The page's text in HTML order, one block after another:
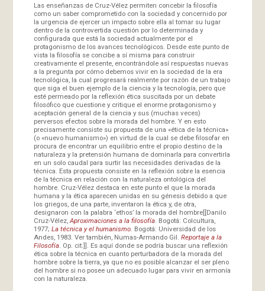
Las enseñanzas de Cruz-Vélez permiten concebir la filosofía
como un saber comprometido con la sociedad y concernido por
la urgencia de ejercer un impacto sobre ella al tomar su lugar
dentro de la controvertida cuestión por lo determinada y
configurada que está la sociedad actualmente por el
protagonismo de los avances tecnológicos. Desde este punto de
vista la filosofía se concibe a sí misma para construir
creativamente el presente, encontrándole así respuestas nuevas
a la pregunta por cómo debemos vivir en la sociedad de la era
tecnológica, la cual progresará realmente por razón de un trabajo
que siga el buen ejemplo de la ciencia y la tecnología, pero que
esté permeado por la reflexión ética suscitada por un debate
filosófico que cuestione y critique el enorme protagonismo y
aceptación general de la ciencia y sus (muchas veces)
perversos efectos sobre la morada del hombre. Y en esto
precisamente consiste su propuesta de una «ética de la técnica»
(o «nuevo humanismo») en virtud de la cual se debe filosofar en
procura de encontrar un equilibrio entre el propio destino de la
naturaleza y la pretensión humana de dominarla para convertirla
en un solo caudal para surtir las necesidades derivadas de la
técnica. Esta propuesta consiste en la reflexión sobre la esencia
de la técnica en relación con la naturaleza ontológica del
hombre. Cruz-Vélez destaca en este punto el que la morada
humana y la ética aparecen unidas en su génesis debido a que
los griegos, de una parte, inventaron la ética y, de otra,
designaron con la palabra ‘ethos’ la morada del hombre[[Danilo
Cruz-Vélez, Aproximaciones a la filosofía. Bogotá: Colcultura,
1977; La técnica y el humanismo. Bogotá: Universidad de los
Andes, 1983. Ver también, Numas-Armando Gil. Reportaje a la
Filosofía. Op. cit.]]. Es aquí donde se podría buscar una reflexión
ética sobre la técnica en cuanto perturbadora de la morada del
hombre sobre la tierra, ya que no es posible alcanzar el ser pleno
del hombre si no posee un adecuado lugar para vivir en armonía
con la naturaleza.